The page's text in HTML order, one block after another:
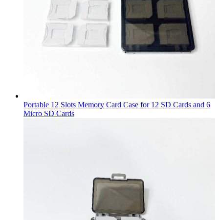
Portable 12 Slots Memory Card Case for 12 SD Cards and 6
Micro SD Cards